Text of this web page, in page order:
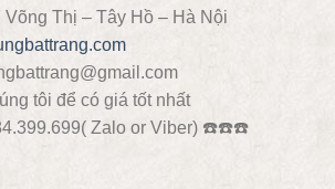
Thị – Tây Hồ – Hà Nội
tôi để có giá tốt nhất
Zalo or Viber) ☎️☎️☎️